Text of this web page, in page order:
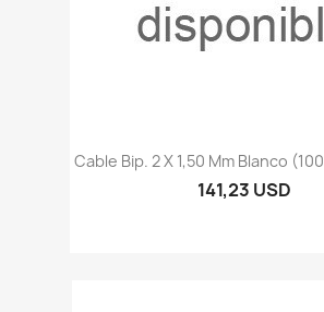
Cable Bip. 2 X 1,50 Mm Blanco
141,23 USD